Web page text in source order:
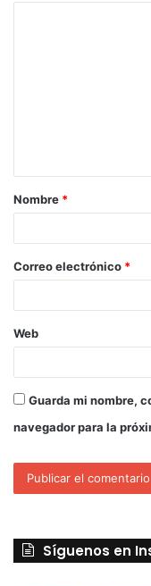
Nombre *
Correo electrónico *
Web
Guarda mi nombre,
navegador para la
Síguenos en